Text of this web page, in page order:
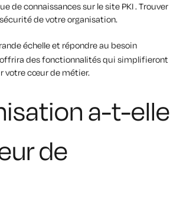
connaissances sur le site PKI . Trouver
de votre organisation.
échelle et répondre au besoin
des fonctionnalités qui simplifieront
votre cœur de métier.
a-t-elle
de